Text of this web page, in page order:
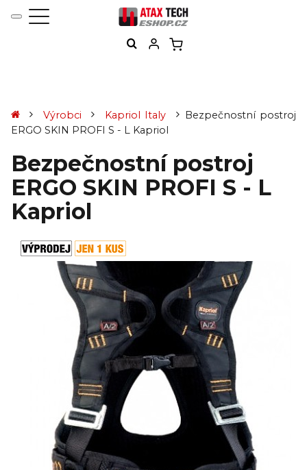
Výrobci Kapriol Italy
Bezpečnostní postroj
ERGO SKIN PROFI S - L Kapriol
Bezpečnostní postroj
ERGO SKIN PROFI S - L
Kapriol